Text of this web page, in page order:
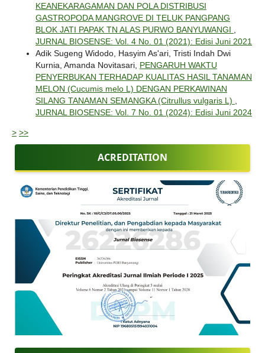
KEANEKARAGAMAN DAN POLA DISTRIBUSI
GASTROPODA MANGROVE DI TELUK PANGPANG
BLOK JATI PAPAK TN ALAS PURWO BANYUWANGI
JURNAL BIOSENSE: Vol. 4 No. 01 (2021): Edisi Juni 2021
Adik Sugeng Widodo, Hasyim As'ari, Tristi Indah Dwi
Kurnia, Amanda Novitasari, PENGARUH WAKTU
PENYERBUKAN TERHADAP KUALITAS HASIL TANAMAN
MELON (Cucumis melo L) DENGAN PERKAWINAN
SILANG TANAMAN SEMANGKA (Citrullus vulgaris L)
JURNAL BIOSENSE: Vol. 7 No. 01 (2024): Edisi Juni 2024
> >>
ACREDITATION